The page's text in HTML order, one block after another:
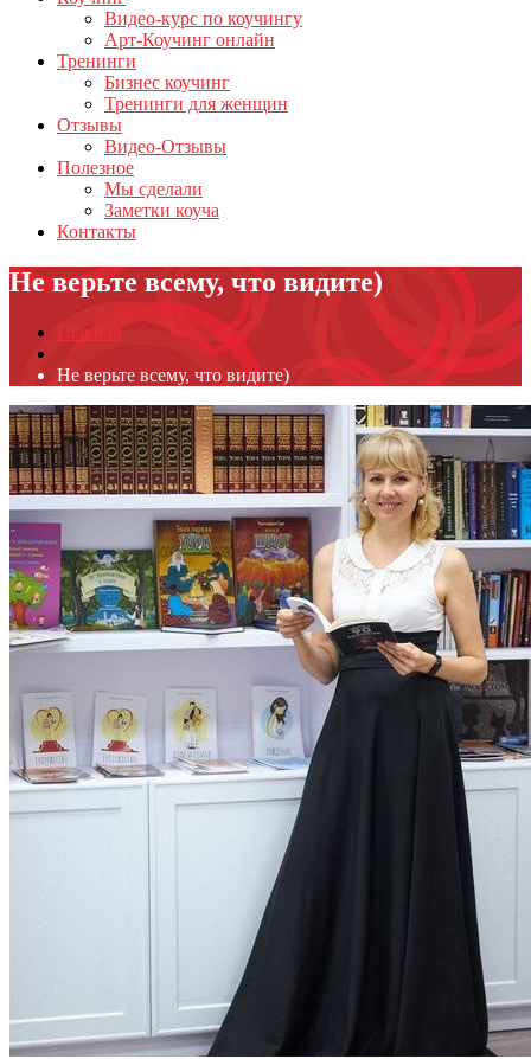
Видео-курс по коучингу
Арт-Коучинг онлайн
Тренинги
Бизнес коучинг
Тренинги для женщин
Отзывы
Видео-Отзывы
Полезное
Мы сделали
Заметки коуча
Контакты
Не верьте всему, что видите)
Главная
Не верьте всему, что видите)